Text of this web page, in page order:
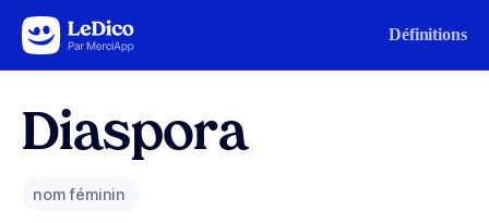
Aller au contenu Définitions
Diaspora
nom féminin